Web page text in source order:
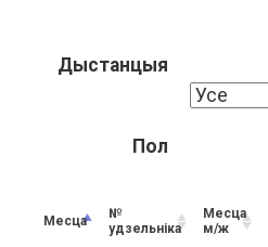
Дыстанцыя
Пол
Месца
№
удзельніка
Месца
м/ж